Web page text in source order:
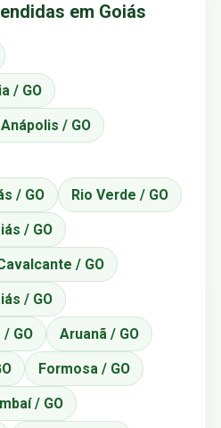
em Goiás
/ GO
Anápolis / GO
/ GO Rio Verde / GO
/ GO
/ GO
/ GO
GO Aruanã / GO
Formosa / GO
/ GO